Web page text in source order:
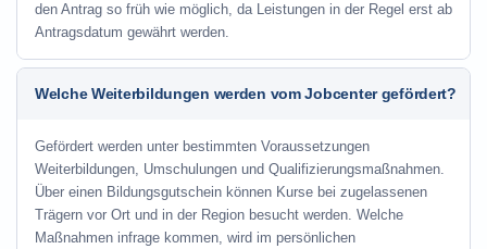
den Antrag so früh wie möglich, da Leistungen in der Regel erst ab
Antragsdatum gewährt werden.
Welche Weiterbildungen werden vom Jobcenter gefördert?
Gefördert werden unter bestimmten Voraussetzungen
Weiterbildungen, Umschulungen und Qualifizierungsmaßnahmen.
Über einen Bildungsgutschein können Kurse bei zugelassenen
Trägern vor Ort und in der Region besucht werden. Welche
Maßnahmen infrage kommen, wird im persönlichen